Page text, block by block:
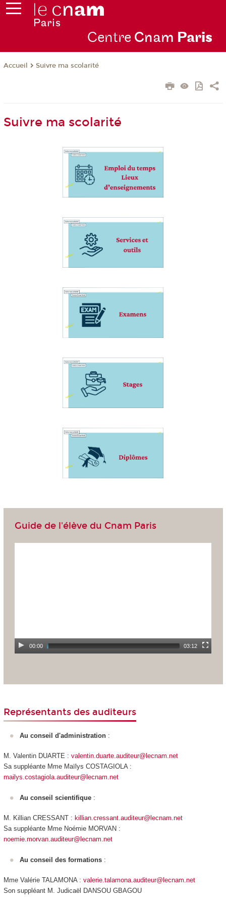
Centre Cnam Paris
Accueil Suivre ma scolarité
Suivre ma scolarité
Guide de l'élève du Cnam Paris
00:00 03:12
Représentants des auditeurs
Au conseil d'administration :
M. Valentin DUARTE : valentin.duarte.auditeur@lecnam.net
Sa suppléante Mme Maïlys COSTAGIOLA :
mailys.costagiola.auditeur@lecnam.net
Au conseil scientifique :
M. Killian CRESSANT : killian.cressant.auditeur@lecnam.net
Sa suppléante Mme Noémie MORVAN :
noemie.morvan.auditeur@lecnam.net
Au conseil des formations :
Mme Valérie TALAMONA : valerie.talamona.auditeur@lecnam.net
Son suppléant M. Judicaël DANSOU GBAGOU